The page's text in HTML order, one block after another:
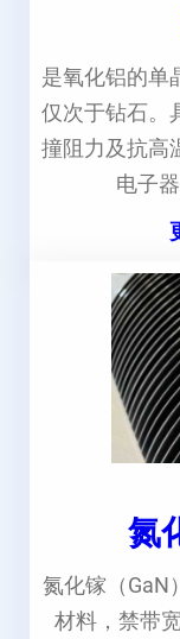
是氧化铝的单
仅次于钻石。
撞阻力及抗高
电子
氮
氮化镓（GaN
材料，禁带